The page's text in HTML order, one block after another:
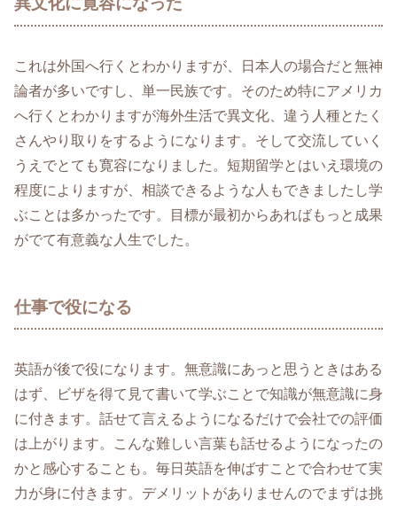
これは外国へ行くとわかりますが、日本人の場合だと無神
論者が多いですし、単一民族です。そのため特にアメリカ
へ行くとわかりますが海外生活で異文化、違う人種とたく
さんやり取りをするようになります。そして交流していく
うえでとても寛容になりました。短期留学とはいえ環境の
程度によりますが、相談できるような人もできましたし学
ぶことは多かったです。目標が最初からあればもっと成果
がでて有意義な人生でした。
仕事で役になる
英語が後で役になります。無意識にあっと思うときはある
はず、ビザを得て見て書いて学ぶことで知識が無意識に身
に付きます。話せて言えるようになるだけで会社での評価
は上がります。こんな難しい言葉も話せるようになったの
かと感心することも。毎日英語を伸ばすことで合わせて実
力が身に付きます。デメリットがありませんのでまずは挑